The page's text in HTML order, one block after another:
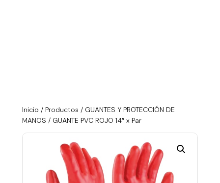
Inicio / Productos / GUANTES Y PROTECCIÓN DE
MANOS / GUANTE PVC ROJO 14″ x Par